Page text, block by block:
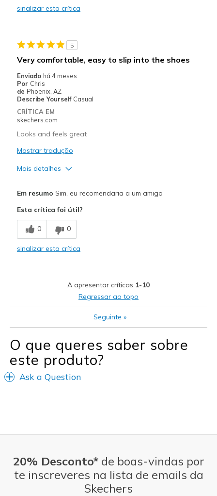
Poor Cushioning
Casual Wear
Sizing
sinalizar esta crítica
5
Very comfortable, easy to slip into the shoes
Enviado há 4 meses
Por Chris
de Phoenix, AZ
Describe Yourself Casual
CRÍTICA EM
skechers.com
Looks and feels great
Mostrar tradução
Mais detalhes
Breathe Well
Comfortable
Melhores utilizações
Casual Wear
Travel
Width
Feels true to width
Sizing
Feels true to size
View On Shoes
Shoes are for Wearing
Em resumo Sim, eu recomendaria a um amigo
Esta crítica foi útil?
0 0
sinalizar esta crítica
A apresentar críticas 1-10
Regressar ao topo
Seguinte »
O que queres saber sobre
este produto?
Ask a Question
20% Desconto*de boas-vindas por
te inscreveres na lista de emails da
Skechers